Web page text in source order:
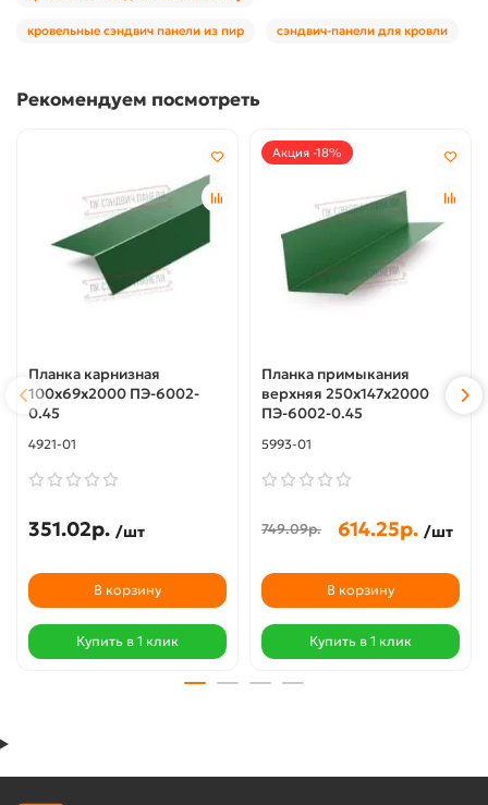
кровельные сэндвич панели из пир сэндвич-панели для кровли
Рекомендуем посмотреть
Планка карнизная
100х69х2000 ПЭ-6002-
0.45
4921-01
351.02р. /шт
В корзину
Купить в 1 клик
Акция -18%
Планка примыкания
верхняя 250х147х2000
ПЭ-6002-0.45
5993-01
749.09р. 614.25р. /шт
В корзину
Купить в 1 клик